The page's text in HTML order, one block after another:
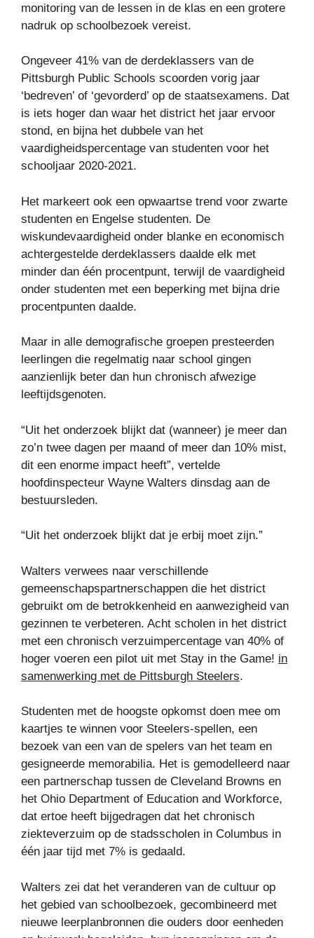
monitoring van de lessen in de klas en een grotere
nadruk op schoolbezoek vereist.
Ongeveer 41% van de derdeklassers van de
Pittsburgh Public Schools scoorden vorig jaar
‘bedreven’ of ‘gevorderd’ op de staatsexamens. Dat
is iets hoger dan waar het district het jaar ervoor
stond, en bijna het dubbele van het
vaardigheidspercentage van studenten voor het
schooljaar 2020-2021.
Het markeert ook een opwaartse trend voor zwarte
studenten en Engelse studenten. De
wiskundevaardigheid onder blanke en economisch
achtergestelde derdeklassers daalde elk met
minder dan één procentpunt, terwijl de vaardigheid
onder studenten met een beperking met bijna drie
procentpunten daalde.
Maar in alle demografische groepen presteerden
leerlingen die regelmatig naar school gingen
aanzienlijk beter dan hun chronisch afwezige
leeftijdsgenoten.
“Uit het onderzoek blijkt dat (wanneer) je meer dan
zo’n twee dagen per maand of meer dan 10% mist,
dit een enorme impact heeft”, vertelde
hoofdinspecteur Wayne Walters dinsdag aan de
bestuursleden.
“Uit het onderzoek blijkt dat je erbij moet zijn.”
Walters verwees naar verschillende
gemeenschapspartnerschappen die het district
gebruikt om de betrokkenheid en aanwezigheid van
gezinnen te verbeteren. Acht scholen in het district
met een chronisch verzuimpercentage van 40% of
hoger voeren een pilot uit met Stay in the Game! in
samenwerking met de Pittsburgh Steelers.
Studenten met de hoogste opkomst doen mee om
kaartjes te winnen voor Steelers-spellen, een
bezoek van een van de spelers van het team en
gesigneerde memorabilia. Het is gemodelleerd naar
een partnerschap tussen de Cleveland Browns en
het Ohio Department of Education and Workforce,
dat ertoe heeft bijgedragen dat het chronisch
ziekteverzuim op de stadsscholen in Columbus in
één jaar tijd met 7% is gedaald.
Walters zei dat het veranderen van de cultuur op
het gebied van schoolbezoek, gecombineerd met
nieuwe leerplanbronnen die ouders door eenheden